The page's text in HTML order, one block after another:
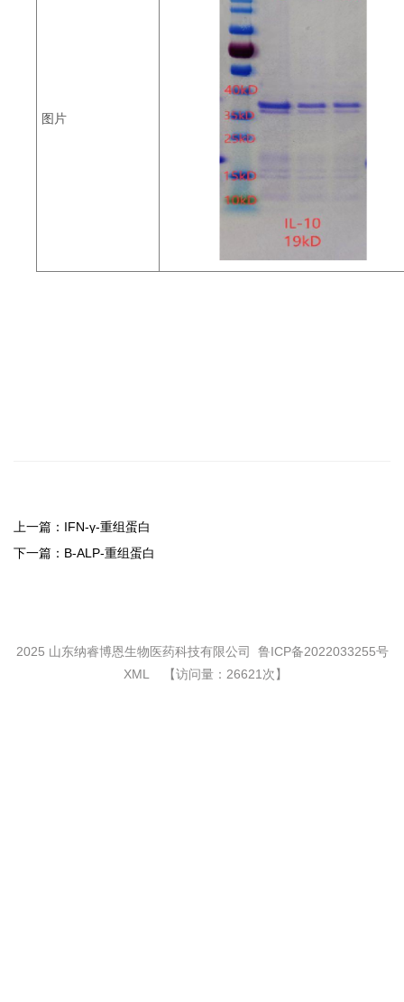
图片
上一篇： IFN-γ-重组蛋白
下一篇： B-ALP-重组蛋白
2025 山东纳睿博恩生物医药科技有限公司 鲁ICP备2022033255号
XML
【访问量：26621次】